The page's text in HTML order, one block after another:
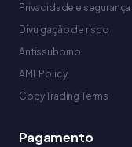
Privacidade e segurança
Divulgação de risco
Antissuborno
AML Policy
Copy Trading Terms
Pagamento